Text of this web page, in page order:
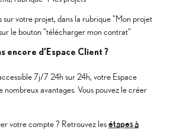
sur votre projet, dans la rubrique "Mon projet
le bouton "télécharger mon contrat"
encore d’Espace Client ?
7j/7 24h sur 24h, votre Espace
nombreux avantages. Vous pouvez le créer
votre compte ? Retrouvez les étapes à